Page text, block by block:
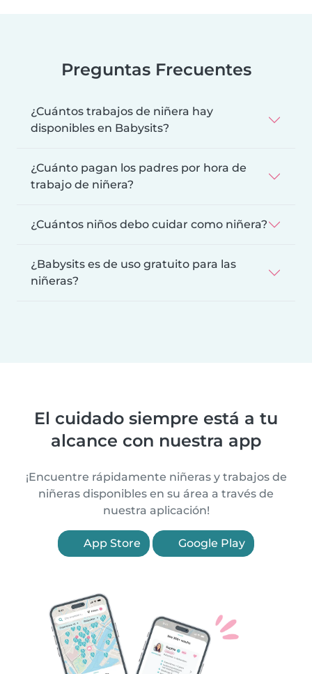
Preguntas Frecuentes
¿Cuántos trabajos de niñera hay
disponibles en Babysits?
¿Cuánto pagan los padres por hora de
trabajo de niñera?
¿Cuántos niños debo cuidar como niñera?
¿Babysits es de uso gratuito para las
niñeras?
El cuidado siempre está a tu
alcance con nuestra app
¡Encuentre rápidamente niñeras y trabajos de
niñeras disponibles en su área a través de
nuestra aplicación!
App Store Google Play